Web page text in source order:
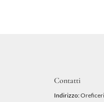
Contatti
Indirizzo: